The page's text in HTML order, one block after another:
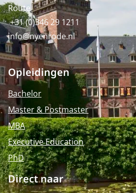
Route
+31 (0)346 29 1211
info@nyenrode.nl
Opleidingen
Bachelor
Master & Postmaster
MBA
Executive Education
PhD
Direct naar